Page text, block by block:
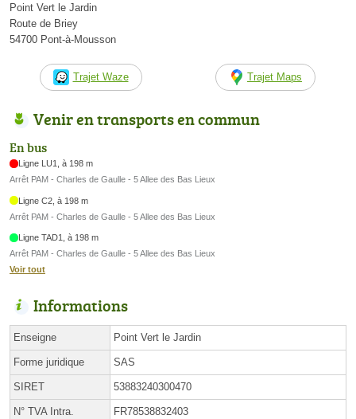
Point Vert le Jardin
Route de Briey
54700 Pont-à-Mousson
Trajet Waze Trajet Maps
Venir en transports en commun
En bus
Ligne LU1, à 198 m
Arrêt PAM - Charles de Gaulle - 5 Allee des Bas Lieux
Ligne C2, à 198 m
Arrêt PAM - Charles de Gaulle - 5 Allee des Bas Lieux
Ligne TAD1, à 198 m
Arrêt PAM - Charles de Gaulle - 5 Allee des Bas Lieux
Voir tout
Informations
Enseigne Point Vert le Jardin
Forme juridique SAS
SIRET 53883240300470
N° TVA Intra. FR78538832403